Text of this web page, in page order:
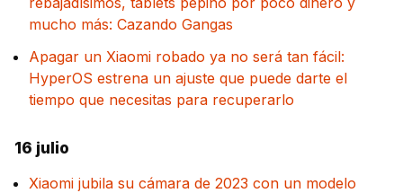
mucho más: Cazando Gangas
Apagar un Xiaomi robado ya no será tan fácil:
HyperOS estrena un ajuste que puede darte el
tiempo que necesitas para recuperarlo
16 julio
Xiaomi jubila su cámara de 2023 con un modelo